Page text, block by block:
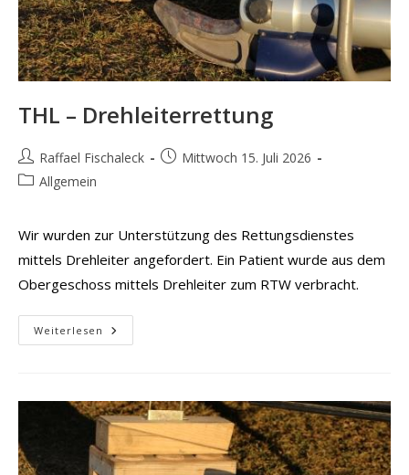
THL – Drehleiterrettung
Beitrags-
Autor:
Raffael Fischaleck
BeitragMittwoch 15. Juli 2026
Beitrags-
Allgemein
Wir wurden zur Unterstützung des Rettungsdienstes
mittels Drehleiter angefordert. Ein Patient wurde aus dem
Obergeschoss mittels Drehleiter zum RTW verbracht.
Weiterlesen THL
–